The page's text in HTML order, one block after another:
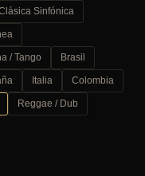
Sinfónica
/ Tango Brasil
Italia Colombia
Reggae / Dub